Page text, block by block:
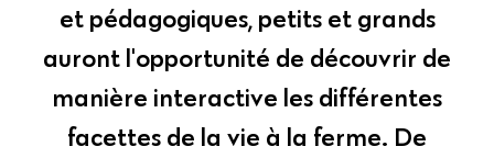
et pédagogiques, petits et grands
auront l'opportunité de découvrir de
manière interactive les différentes
facettes de la vie à la ferme. De